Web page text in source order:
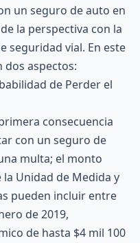
un seguro de auto en
la perspectiva con la
seguridad vial. En este
aspectos:
de Perder el
consecuencia
con un seguro de
multa; el monto
Unidad de Medida y
pueden incluir entre
de 2019,
de hasta $4 mil 100